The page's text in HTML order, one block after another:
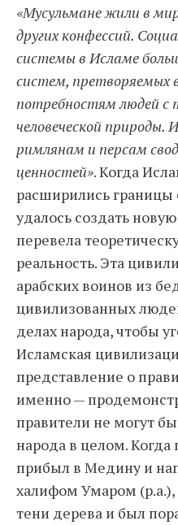
«Мусульмане жили в
других конфессий.
системы в Исламе
систем, претворяемых
потребностям людей с
человеческой природы.
римлянам и персам
ценностей». Когда
расширились границы
удалось создать
перевела
реальность. Эта
арабских воинов из
цивилизованных
делах народа, чтобы
Исламская
представление о
именно —
правители не могут
народа в целом.
прибыл в Медину и
халифом Умаром
тени дерева и был